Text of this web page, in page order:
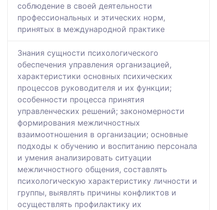
соблюдение в своей деятельности
профессиональных и этических норм,
принятых в международной практике
Знания сущности психологического
обеспечения управления организацией,
характеристики основных психических
процессов руководителя и их функции;
особенности процесса принятия
управленческих решений; закономерности
формирования межличностных
взаимоотношения в организации; основные
подходы к обучению и воспитанию персонала
и умения анализировать ситуации
межличностного общения, составлять
психологическую характеристику личности и
группы, выявлять причины конфликтов и
осуществлять профилактику их